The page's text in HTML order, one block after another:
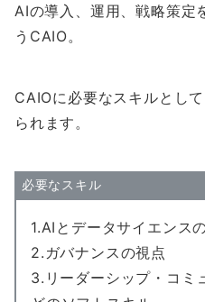
AIの導入、運用、戦略策定
うCAIO。
CAIOに必要なスキルとし
られます。
必要なスキル
1.AIとデータサイエンス
2.ガバナンスの視点
3.リーダーシップ・コミ